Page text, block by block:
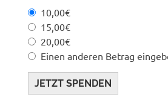
10,00€
15,00€
20,00€
Einen anderen Betrag
JETZT SPENDEN